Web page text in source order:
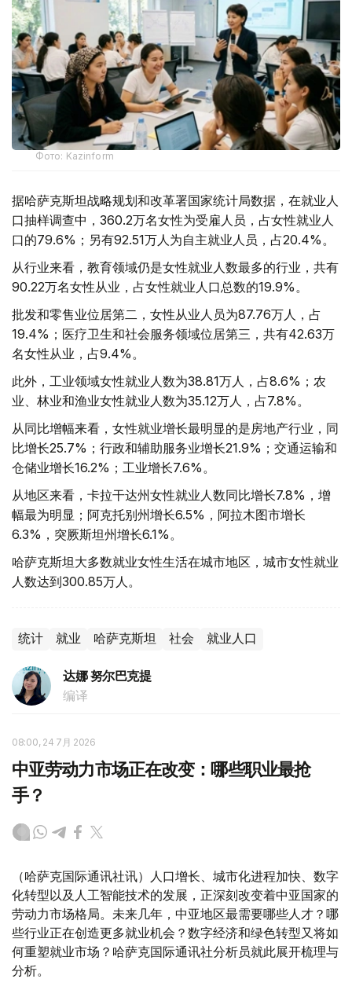
Фото: Kazinform
据哈萨克斯坦战略规划和改革署国家统计局数据，在就业人
口抽样调查中，360.2万名女性为受雇人员，占女性就业人
口的79.6%；另有92.51万人为自主就业人员，占20.4%。
从行业来看，教育领域仍是女性就业人数最多的行业，共有
90.22万名女性从业，占女性就业人口总数的19.9%。
批发和零售业位居第二，女性从业人员为87.76万人，占
19.4%；医疗卫生和社会服务领域位居第三，共有42.63万
名女性从业，占9.4%。
此外，工业领域女性就业人数为38.81万人，占8.6%；农
业、林业和渔业女性就业人数为35.12万人，占7.8%。
从同比增幅来看，女性就业增长最明显的是房地产行业，同
比增长25.7%；行政和辅助服务业增长21.9%；交通运输和
仓储业增长16.2%；工业增长7.6%。
从地区来看，卡拉干达州女性就业人数同比增长7.8%，增
幅最为明显；阿克托别州增长6.5%，阿拉木图市增长
6.3%，突厥斯坦州增长6.1%。
哈萨克斯坦大多数就业女性生活在城市地区，城市女性就业
人数达到300.85万人。
统计 就业 哈萨克斯坦 社会 就业人口
达娜 努尔巴克提
编译
08:00, 24 7月 2026
中亚劳动力市场正在改变：哪些职业最抢
手？
（哈萨克国际通讯社讯）人口增长、城市化进程加快、数字
化转型以及人工智能技术的发展，正深刻改变着中亚国家的
劳动力市场格局。未来几年，中亚地区最需要哪些人才？哪
些行业正在创造更多就业机会？数字经济和绿色转型又将如
何重塑就业市场？哈萨克国际通讯社分析员就此展开梳理与
分析。